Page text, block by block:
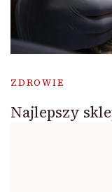
ZDROWIE
Najlepszy